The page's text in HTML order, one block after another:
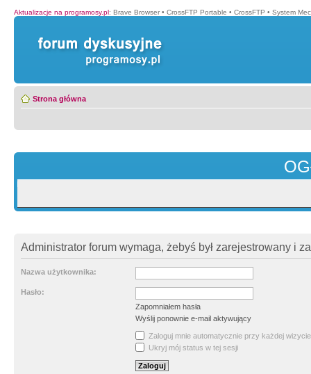
Aktualizacje na programosy.pl: Brave Browser • CrossFTP Portable • CrossFTP • System
Strona główna
Administrator forum wymaga, żebyś był zarejestrowany i
Nazwa użytkownika:
Hasło:
Zapomniałem hasła
Wyślij ponownie e-mail aktywujący
Zaloguj mnie automatycznie przy każdej wizycie
Ukryj mój status w tej sesji